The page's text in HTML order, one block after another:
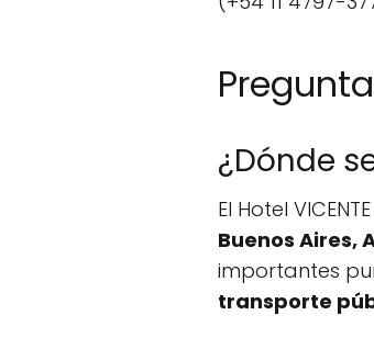
¿Dónde
El Hotel
Buenos Aires,
importantes
transporte